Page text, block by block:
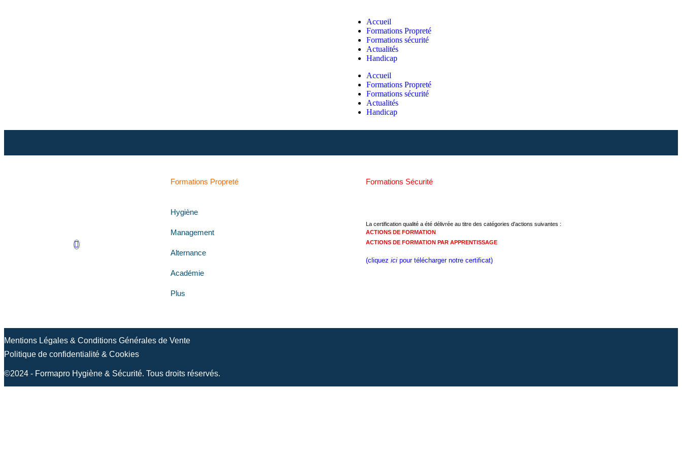
Accueil
Formations Propreté
Formations sécurité
Actualités
Handicap
Accueil
Formations Propreté
Formations sécurité
Actualités
Handicap
Formations Propreté
Hygiène
Management
Alternance
Académie
Plus
Formations Sécurité
La certification qualité a été délivrée au titre des catégories d'actions suivantes :
ACTIONS DE FORMATION
ACTIONS DE FORMATION PAR APPRENTISSAGE
(cliquez icipour télécharger notre certificat)
Mentions Légales & Conditions Générales de Vente
Politique de confidentialité & Cookies
©2024 - Formapro Hygiène & Sécurité. Tous droits réservés.